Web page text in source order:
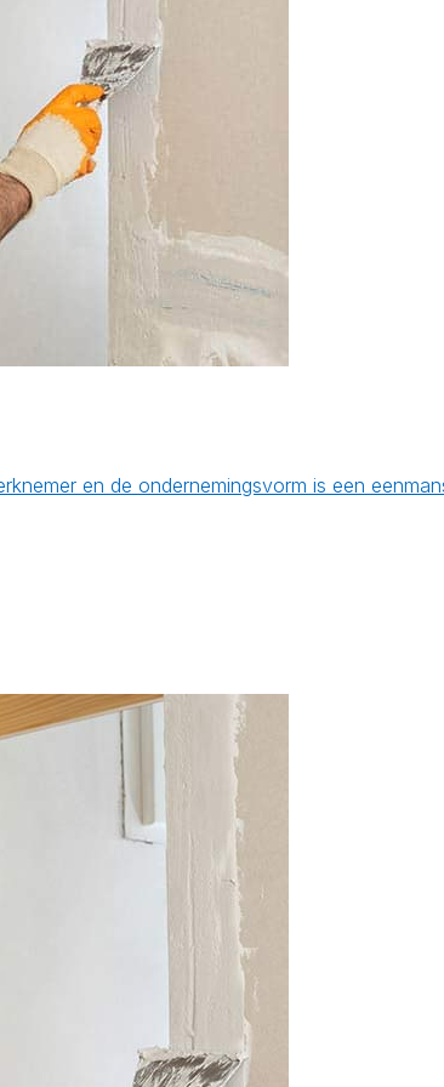
en de ondernemingsvorm is een